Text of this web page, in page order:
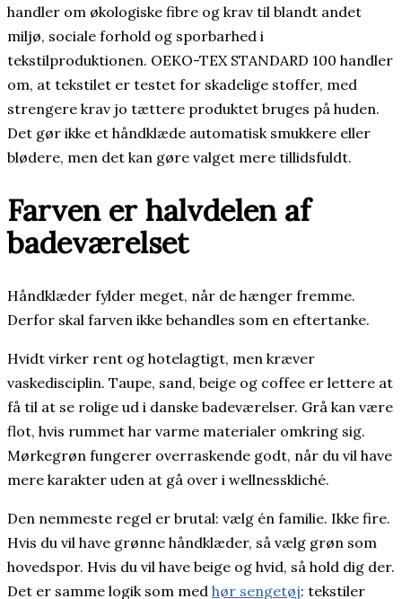
handler om økologiske fibre og krav til blandt andet
miljø, sociale forhold og sporbarhed i
tekstilproduktionen. OEKO-TEX STANDARD 100 handler
om, at tekstilet er testet for skadelige stoffer, med
strengere krav jo tættere produktet bruges på huden.
Det gør ikke et håndklæde automatisk smukkere eller
blødere, men det kan gøre valget mere tillidsfuldt.
Farven er halvdelen af
badeværelset
Håndklæder fylder meget, når de hænger fremme.
Derfor skal farven ikke behandles som en eftertanke.
Hvidt virker rent og hotelagtigt, men kræver
vaskedisciplin. Taupe, sand, beige og coffee er lettere at
få til at se rolige ud i danske badeværelser. Grå kan være
flot, hvis rummet har varme materialer omkring sig.
Mørkegrøn fungerer overraskende godt, når du vil have
mere karakter uden at gå over i wellnesskliché.
Den nemmeste regel er brutal: vælg én familie. Ikke fire.
Hvis du vil have grønne håndklæder, så vælg grøn som
hovedspor. Hvis du vil have beige og hvid, så hold dig der.
Det er samme logik som med hør sengetøj: tekstiler